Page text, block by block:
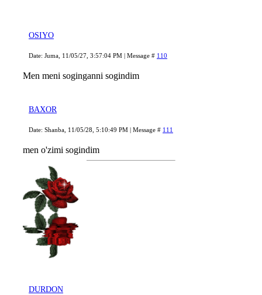
OSIYO
Date: Juma, 11/05/27, 3:57:04 PM | Message # 110
Men meni soginganni sogindim
BAXOR
Date: Shanba, 11/05/28, 5:10:49 PM | Message # 111
men o'zimi sogindim
DURDON